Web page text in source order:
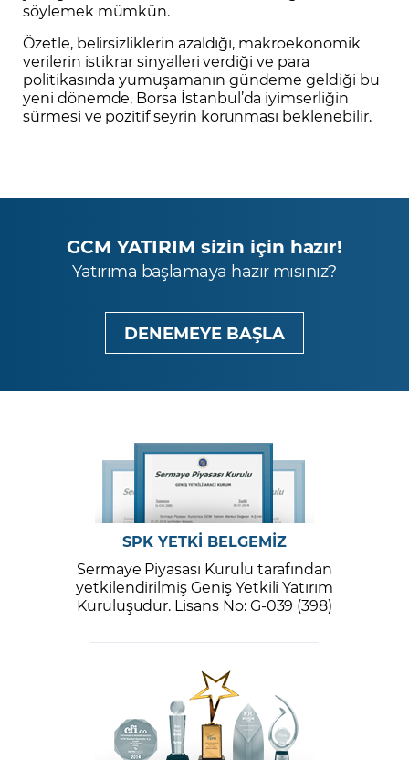
söylemek mümkün.
Özetle, belirsizliklerin azaldığı, makroekonomik
verilerin istikrar sinyalleri verdiği ve para
politikasında yumuşamanın gündeme geldiği bu
yeni dönemde, Borsa İstanbul’da iyimserliğin
sürmesi ve pozitif seyrin korunması beklenebilir.
GCM YATIRIM sizin için hazır!
Yatırıma başlamaya hazır mısınız?
DENEMEYE BAŞLA
SPK YETKİ BELGEMİZ
Sermaye Piyasası Kurulu tarafından
yetkilendirilmiş Geniş Yetkili Yatırım
Kuruluşudur. Lisans No: G-039 (398)